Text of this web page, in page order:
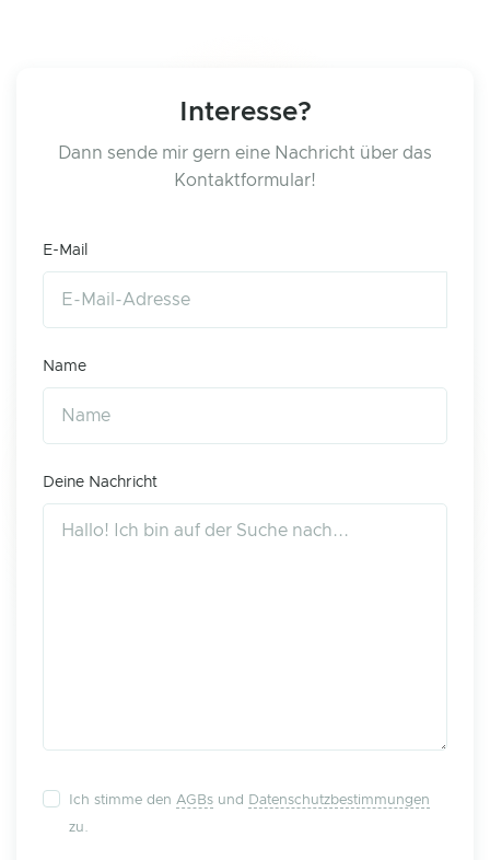
Interesse?
Dann sende mir gern eine Nachricht über das
Kontaktformular!
E-Mail
Name
Deine Nachricht
Ich stimme den AGBs und
Datenschutzbestimmungen
zu.